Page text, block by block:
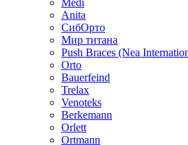
Medi
Anita
СибОрто
Мир титана
Push Braces (Nea
Orto
Bauerfeind
Trelax
Venoteks
Berkemann
Orlett
Ortmann